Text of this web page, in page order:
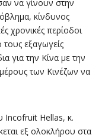
να γίνουν στην
κίνδυνος
χρονικές περίοδοι
τους εξαγωγείς
για την Κίνα με την
των Κινέζων να
Incofruit Hellas, κ.
εξ ολοκλήρου στα